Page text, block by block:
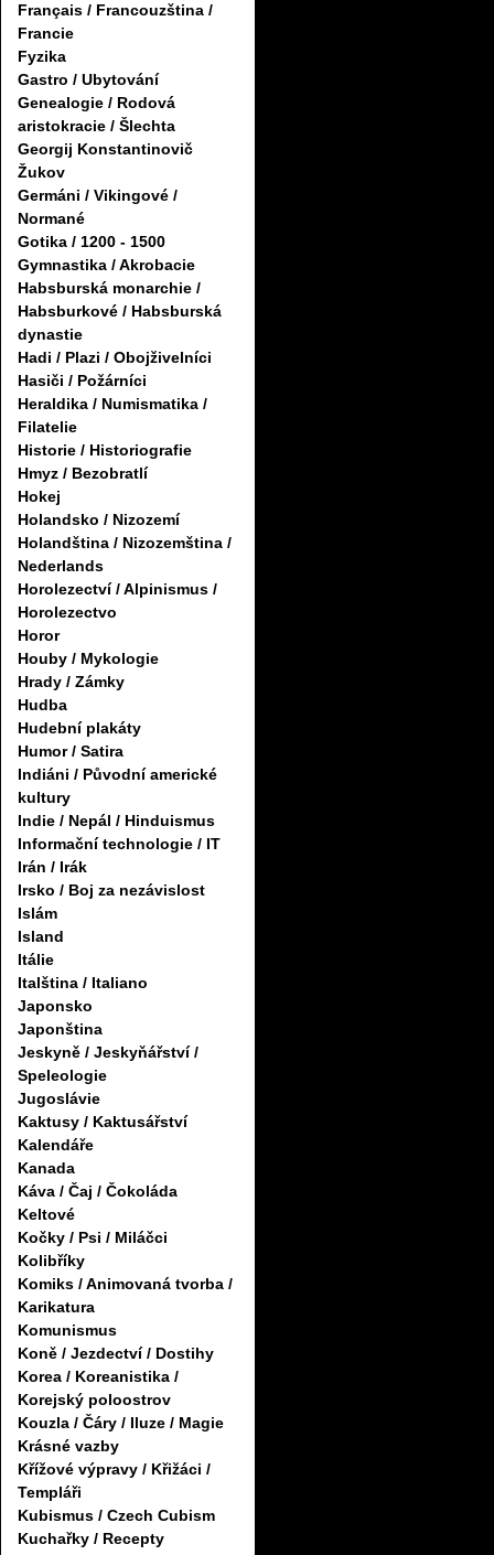
Français / Francouzština /
Francie
Fyzika
Gastro / Ubytování
Genealogie / Rodová
aristokracie / Šlechta
Georgij Konstantinovič
Žukov
Germáni / Vikingové /
Normané
Gotika / 1200 - 1500
Gymnastika / Akrobacie
Habsburská monarchie /
Habsburkové / Habsburská
dynastie
Hadi / Plazi / Obojživelníci
Hasiči / Požárníci
Heraldika / Numismatika /
Filatelie
Historie / Historiografie
Hmyz / Bezobratlí
Hokej
Holandsko / Nizozemí
Holandština / Nizozemština /
Nederlands
Horolezectví / Alpinismus /
Horolezectvo
Horor
Houby / Mykologie
Hrady / Zámky
Hudba
Hudební plakáty
Humor / Satira
Indiáni / Původní americké
kultury
Indie / Nepál / Hinduismus
Informační technologie / IT
Irán / Irák
Irsko / Boj za nezávislost
Islám
Island
Itálie
Italština / Italiano
Japonsko
Japonština
Jeskyně / Jeskyňářství /
Speleologie
Jugoslávie
Kaktusy / Kaktusářství
Kalendáře
Kanada
Káva / Čaj / Čokoláda
Keltové
Kočky / Psi / Miláčci
Kolibříky
Komiks / Animovaná tvorba /
Karikatura
Komunismus
Koně / Jezdectví / Dostihy
Korea / Koreanistika /
Korejský poloostrov
Kouzla / Čáry / Iluze / Magie
Krásné vazby
Křížové výpravy / Křižáci /
Templáři
Kubismus / Czech Cubism
Kuchařky / Recepty